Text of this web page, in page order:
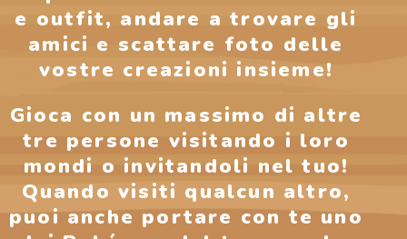
e outfit, andare a trovare gli
amici e scattare foto delle
vostre creazioni insieme!
Gioca con un massimo di altre
tre persone visitando i loro
mondi o invitandoli nel tuo!
Quando visiti qualcun altro,
puoi anche portare con te uno